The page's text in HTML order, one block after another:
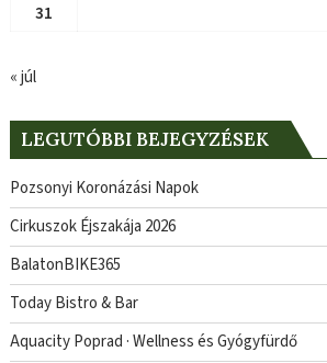
31
« júl
LEGUTÓBBI BEJEGYZÉSEK
Pozsonyi Koronázási Napok
Cirkuszok Éjszakája 2026
BalatonBIKE365
Today Bistro & Bar
Aquacity Poprad · Wellness és Gyógyfürdő